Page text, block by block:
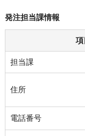
発注担当課情報
項
担当課
住所
電話番号